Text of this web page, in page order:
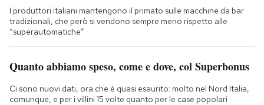
I produttori italiani mantengono il primato sulle macchine da bar
tradizionali, che però si vendono sempre meno rispetto alle
“superautomatiche”
Quanto abbiamo speso, come e dove, col Superbonus
Ci sono nuovi dati, ora che è quasi esaurito: molto nel Nord Italia,
comunque, e per i villini 15 volte quanto per le case popolari